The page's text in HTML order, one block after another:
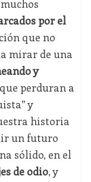
por el
que no
mirar de una
y
perduran a
y
historia
un futuro
sólido, en el
de odio, y